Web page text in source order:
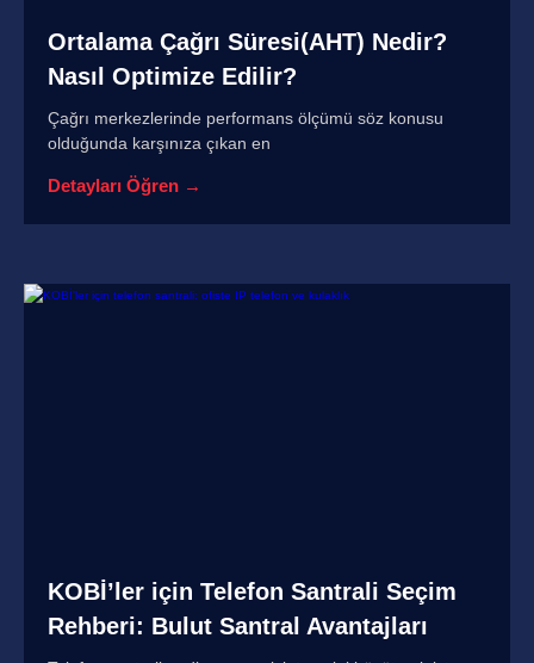
Ortalama Çağrı Süresi(AHT) Nedir?
Nasıl Optimize Edilir?
Çağrı merkezlerinde performans ölçümü söz konusu
olduğunda karşınıza çıkan en
Detayları Öğren →
KOBİ’ler için Telefon Santrali Seçim
Rehberi: Bulut Santral Avantajları